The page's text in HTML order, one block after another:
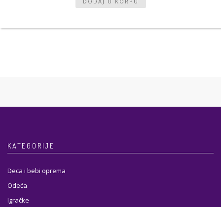
KATEGORIJE
Deca i bebi oprema
Odeća
Igračke